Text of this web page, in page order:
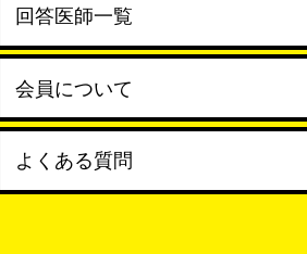
回答医師一覧
会員について
よくある質問